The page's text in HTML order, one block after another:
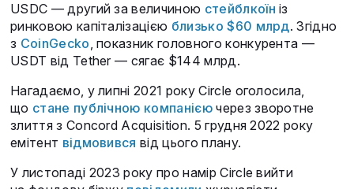
USDC — другий за величиною стейблкоїн із
ринковою капіталізацією близько $60 млрд. Згідно
з CoinGecko, показник головного конкурента —
USDT від Tether — сягає $144 млрд.
Нагадаємо, у липні 2021 року Circle оголосила,
що стане публічною компанієючерез зворотне
злиття з Concord Acquisition. 5 грудня 2022 року
емітент відмовився від цього плану.
У листопаді 2023 року про намір Circle вийти